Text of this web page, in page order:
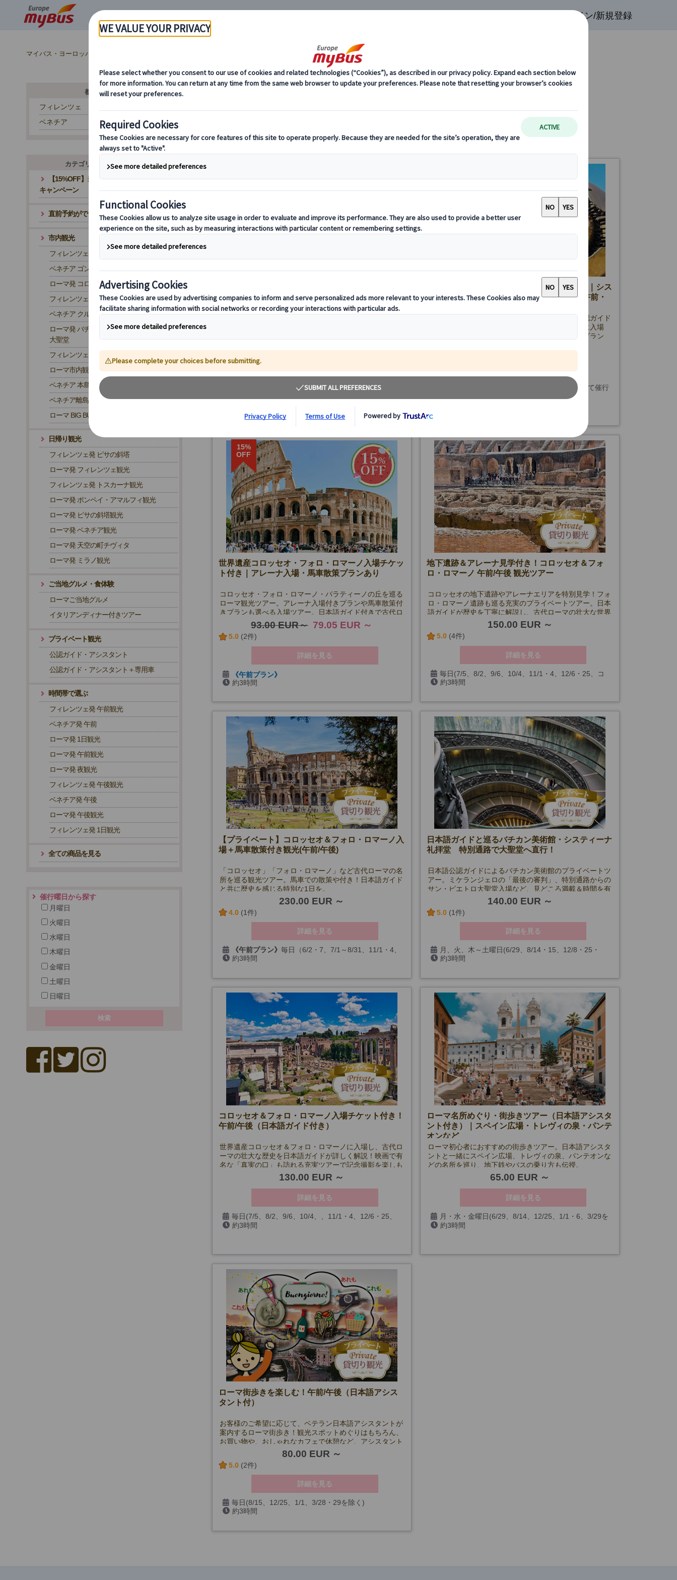
ログイン/新規登録
マイバス・ヨーロッパ ローマ発 午前観光 (11)
OFF
ン・ピエトロ大聖堂特別通路利用ツアー（午前/午
後）
99.00 EUR 84.15 EUR
4.9 (11件)
詳細を見る
🔸《午前》
月・火・木・金曜日、6月～10月の土曜日、1/2
(6/29、8/14・15、12/8・25、1/1、2/11、3/19・26・29
🔹《午後》
月・水・金曜日、8/11、9/17・19・22、1/2
(6/29、8/14、12/25、1/1・6、3/19・26・29を除く)
最少催行人数 1名様～
バチカン美術館予約入場チケット付きツアー｜シス
ティーナ礼拝堂見学 日本語ガイド付き (午前・
バチカン美術館とシスティーナ礼拝堂を日本語公認ガイド
と巡る人気ツアー。事前予約チケットでスムーズに入場
し、ミケランジェロの名作を効率よく見学。午前プラン
80.00 EUR
《午前プラン》定期設定日はなく、状況に応じて催行
15%
OFF
世界遺産コロッセオ・フォロ・ロマーノ入場チケッ
ト付き｜アレーナ入場・馬車散策プランあり
コロッセオ・フォロ・ロマーノ・パラティーノの丘を巡る
ローマ観光ツアー。アレーナ入場付きプランや馬車散策付
きプランも選べる入場ツアー。日本語ガイド付きで古代ロ
ーマ遺跡を効率よく見学できます。
93.00 EUR 79.05 EUR
5.0 (2件)
詳細を見る
《午前プラン》
6～8月の月・水・木・金曜日、8/8・11
《午前・アレーナ入場付きプラン》
7～8月の火曜日
(7/7・14、コロッセオ無料開放日を除く)
《午後プラン》
9～10月の月・水・木・金曜日、9/19・22、12/26・29
(11/4、12/25、コロッセオ無料開放日を除く)
※1月以降未定
《午後・アレーナ入場付きプラン》
9～12月の火曜日
(コロッセオ無料開放日を除く)
※1月以降未定
《午後・馬車散策付きプラン》
9月以降の月・水・木・金曜日、9/19・22、12/26・29
(9/1～15、11/4、12/25、コロッセオ無料開放日を除く)
約3時間
地下遺跡＆アレーナ見学付き！コロッセオ＆フォ
ロ・ロマーノ 午前/午後 観光ツアー
コロッセオの地下遺跡やアレーナエリアを特別見学！フォ
ロ・ロマーノ遺跡も巡る充実のプライベートツアー。日本
語ガイドが歴史を丁寧に解説し、古代ローマの壮大な世界
150.00 EUR
5.0 (4件)
詳細を見る
毎日(7/5、8/2、9/6、10/4、11/1・4、12/6・25、コ
ロッセオ無料開放日を除く)
約3時間
【プライベート】コロッセオ＆フォロ・ロマーノ入
場＋馬車散策付き観光(午前/午後)
「コロッセオ」「フォロ・ロマーノ」など古代ローマの名
所を巡る観光ツアー。馬車での散策や付き！日本語ガイド
と共に歴史を感じる特別な1日を。
230.00 EUR
4.0 (1件)
詳細を見る
《午前プラン》 毎日（6/2・7、7/1～8/31、11/1・4、
12/6・25、気象条件による動物保護法令発令日、コロッ
《午後プラン》毎日（6/1～9/15、10/4、11/1・4、
12/6・25・31、気象条件による動物保護法令発令日、コ
ロッセオ無料開放日を除く）
※1月以降未定
約3時間
日本語ガイドと巡るバチカン美術館・システィーナ
礼拝堂 特別通路で大聖堂へ直行！
日本語公認ガイドによるバチカン美術館のプライベートツ
アー。ミケランジェロの「最後の審判」、特別通路からの
サン・ピエトロ大聖堂入場など、見どころ満載＆時間を有
効活用できる贅沢な内容です。
140.00 EUR
5.0 (1件)
詳細を見る
月、火、木～土曜日(6/29、8/14・15、12/8・25・
26、1/1・6、2/11、3/19・26・27・29を除く)
約3時間
コロッセオ＆フォロ・ロマーノ入場チケット付き！
午前/午後（日本語ガイド付き）
世界遺産コロッセオ＆フォロ・ロマーノに入場し、古代ロ
ーマの壮大な歴史を日本語ガイドが詳しく解説！映画で有
名な「真実の口」も訪れる充実ツアーで記念撮影を楽しも
う。予約困難な人気スポットも事前手配でスムーズ見学！
130.00 EUR
詳細を見る
毎日(7/5、8/2、9/6、10/4、、11/1・4、12/6・25、
コロッセオ無料開放日を除く)
約3時間
ローマ名所めぐり・街歩きツアー（日本語アシスタ
ント付き）｜スペイン広場・トレヴィの泉・パンテ
オンなど
ローマ初心者におすすめの街歩きツアー。日本語アシスタ
ントと一緒にスペイン広場、トレヴィの泉、パンテオンな
どの名所を巡り、地下鉄やバスの乗り方も伝授。
65.00 EUR
詳細を見る
月・水・金曜日(6/29、8/14、12/25、1/1・6、3/29を
除く)約3時間
ローマ街歩きを楽しむ！午前/午後（日本語アシス
タント付）
お客様のご希望に応じて、ベテラン日本語アシスタントが
案内するローマ街歩き！観光スポットめぐりはもちろん、
お買い物や、おしゃれなカフェで休憩など、アシスタント
が同行してサポートするので、安心して街歩きを楽しむこ
とができます。
80.00 EUR
5.0 (2件)
詳細を見る
毎日(8/15、12/25、1/1、3/28・29を除く)
約3時間
都市から探す
フィレンツェ
ベネチア
カテゴリ・テーマから探す
【15%OFF】当サイトが最安値！夏旅応援
キャンペーン
直前予約ができるツアー
市内観光
フィレンツェ発 ウフィツィ美術館
ベネチア ゴンドラ観光
ローマ発 コロッセオ観光
フィレンツェ市内観光
ベネチア クルーズ観光
ローマ発 バチカン美術館・サン・ピエトロ
大聖堂
フィレンツェ発 ドゥオーモ・クーポラ
ローマ市内観光
ベネチア 本島観光
ベネチア離島観光
ローマ BIG BUS・2階建て観光バス
日帰り観光
フィレンツェ発 ピサの斜塔
ローマ発 フィレンツェ観光
フィレンツェ発 トスカーナ観光
ローマ発 ポンペイ・アマルフィ観光
ローマ発 ピサの斜塔観光
ローマ発 ベネチア観光
ローマ発 天空の町チヴィタ
ローマ発 ミラノ観光
ご当地グルメ・食体験
ローマご当地グルメ
イタリアンディナー付きツアー
プライベート観光
公認ガイド・アシスタント
公認ガイド・アシスタント＋専用車
時間帯で選ぶ
フィレンツェ発 午前観光
ベネチア発 午前
ローマ発 1日観光
ローマ発 午前観光
ローマ発 夜観光
フィレンツェ発 午後観光
ベネチア発 午後
ローマ発 午後観光
フィレンツェ発 1日観光
全ての商品を見る
催行曜日から探す
月曜日
火曜日
水曜日
木曜日
金曜日
土曜日
日曜日